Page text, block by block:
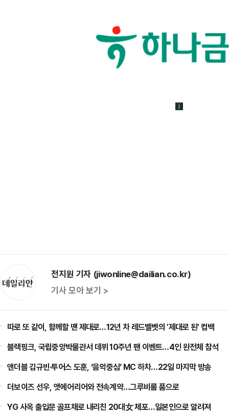
전지원 기자 (jiwonline@dailian.co.kr)
기사 모아 보기 >
따로 또 같이, 함께할 땐 제대로…12년 차 레드벨벳의 '제대로 된' 컴백
블랙핑크, 국립중앙박물관서 데뷔 10주년 팬 이벤트…4인 완전체 참석
앤더블 김규빈·투어스 도훈, ‘음악중심’ MC 하차…22일 마지막 방송
더보이즈 선우, 앳에어리어와 전속계약…그루비룸 품으로
YG 사옥 출입문 골프채로 내리친 20대女 체포…일본인으로 알려져